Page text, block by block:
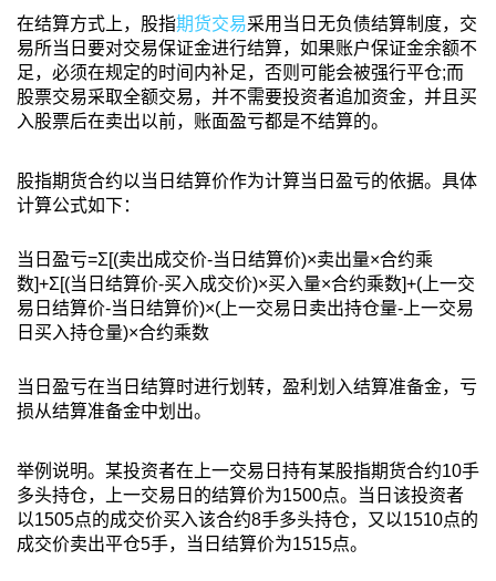
在结算方式上，股指期货交易采用当日无负债结算制度，交
易所当日要对交易保证金进行结算，如果账户保证金余额不
足，必须在规定的时间内补足，否则可能会被强行平仓;而
股票交易采取全额交易，并不需要投资者追加资金，并且买
入股票后在卖出以前，账面盈亏都是不结算的。
股指期货合约以当日结算价作为计算当日盈亏的依据。具体
计算公式如下：
当日盈亏=Σ[(卖出成交价-当日结算价)×卖出量×合约乘
数]+Σ[(当日结算价-买入成交价)×买入量×合约乘数]+(上一交
易日结算价-当日结算价)×(上一交易日卖出持仓量-上一交易
日买入持仓量)×合约乘数
当日盈亏在当日结算时进行划转，盈利划入结算准备金，亏
损从结算准备金中划出。
举例说明。某投资者在上一交易日持有某股指期货合约10手
多头持仓，上一交易日的结算价为1500点。当日该投资者
以1505点的成交价买入该合约8手多头持仓，又以1510点的
成交价卖出平仓5手，当日结算价为1515点。